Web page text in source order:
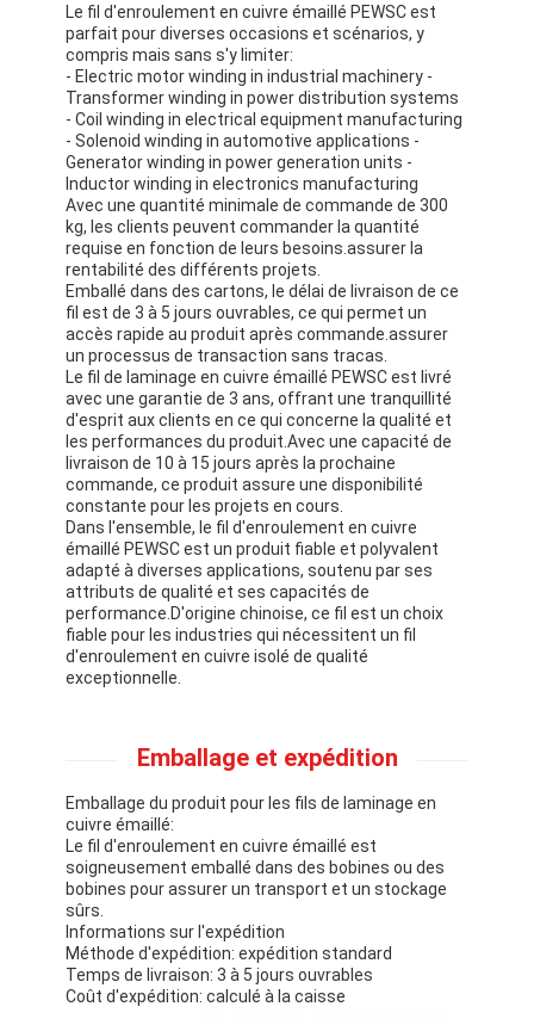
Fil de cuivre isolé par émail
fils magnétiques émaillés
fils de cuivre plat émaillés
Fil recouvert de soie
fil de litz
Fil magnétique à haute température
Le fil d'enroulement en cuivre émaillé PEWSC est
parfait pour diverses occasions et scénarios, y
compris mais sans s'y limiter:
- Electric motor winding in industrial machinery -
Transformer winding in power distribution systems
- Coil winding in electrical equipment manufacturing
- Solenoid winding in automotive applications -
Generator winding in power generation units -
Inductor winding in electronics manufacturing
Avec une quantité minimale de commande de 300
kg, les clients peuvent commander la quantité
requise en fonction de leurs besoins.assurer la
rentabilité des différents projets.
Emballé dans des cartons, le délai de livraison de ce
fil est de 3 à 5 jours ouvrables, ce qui permet un
accès rapide au produit après commande.assurer
un processus de transaction sans tracas.
Le fil de laminage en cuivre émaillé PEWSC est livré
avec une garantie de 3 ans, offrant une tranquillité
d'esprit aux clients en ce qui concerne la qualité et
les performances du produit.Avec une capacité de
livraison de 10 à 15 jours après la prochaine
commande, ce produit assure une disponibilité
constante pour les projets en cours.
Dans l'ensemble, le fil d'enroulement en cuivre
émaillé PEWSC est un produit fiable et polyvalent
adapté à diverses applications, soutenu par ses
attributs de qualité et ses capacités de
performance.D'origine chinoise, ce fil est un choix
fiable pour les industries qui nécessitent un fil
d'enroulement en cuivre isolé de qualité
exceptionnelle.
Emballage et expédition
Emballage du produit pour les fils de laminage en
cuivre émaillé:
Le fil d'enroulement en cuivre émaillé est
soigneusement emballé dans des bobines ou des
bobines pour assurer un transport et un stockage
sûrs.
Informations sur l'expédition
Méthode d'expédition: expédition standard
Temps de livraison: 3 à 5 jours ouvrables
Coût d'expédition: calculé à la caisse